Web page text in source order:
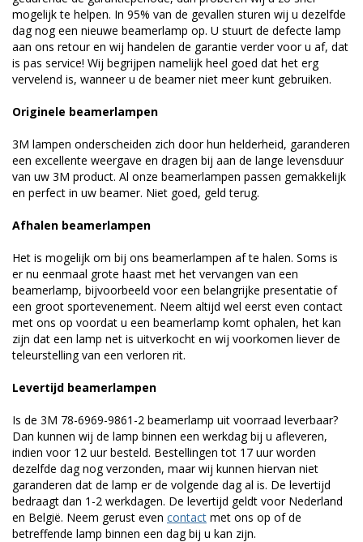
mogelijk te helpen. In 95% van de gevallen sturen wij u dezelfde
dag nog een nieuwe beamerlamp op. U stuurt de defecte lamp
aan ons retour en wij handelen de garantie verder voor u af, dat
is pas service! Wij begrijpen namelijk heel goed dat het erg
vervelend is, wanneer u de beamer niet meer kunt gebruiken.
Originele beamerlampen
3M lampen onderscheiden zich door hun helderheid, garanderen
een excellente weergave en dragen bij aan de lange levensduur
van uw 3M product. Al onze beamerlampen passen gemakkelijk
en perfect in uw beamer. Niet goed, geld terug.
Afhalen beamerlampen
Het is mogelijk om bij ons beamerlampen af te halen. Soms is
er nu eenmaal grote haast met het vervangen van een
beamerlamp, bijvoorbeeld voor een belangrijke presentatie of
een groot sportevenement. Neem altijd wel eerst even contact
met ons op voordat u een beamerlamp komt ophalen, het kan
zijn dat een lamp net is uitverkocht en wij voorkomen liever de
teleurstelling van een verloren rit.
Levertijd beamerlampen
Is de 3M 78-6969-9861-2 beamerlamp uit voorraad leverbaar?
Dan kunnen wij de lamp binnen een werkdag bij u afleveren,
indien voor 12 uur besteld. Bestellingen tot 17 uur worden
dezelfde dag nog verzonden, maar wij kunnen hiervan niet
garanderen dat de lamp er de volgende dag al is. De levertijd
bedraagt dan 1-2 werkdagen. De levertijd geldt voor Nederland
en België. Neem gerust even contact met ons op of de
betreffende lamp binnen een dag bij u kan zijn.